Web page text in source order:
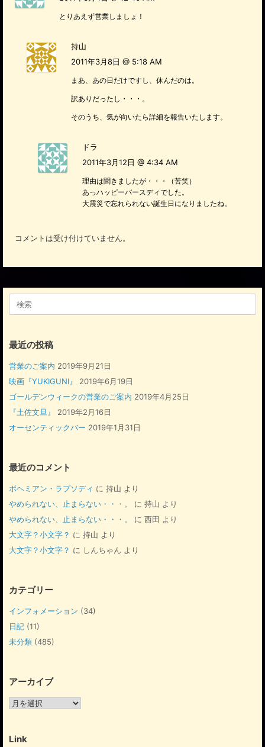
とりあえず営業しましょ！
持山
2011年3月8日 @ 5:18 AM
まあ、あの日だけですし、休んだのは。
訳ありだったし・・・。
そのうち、気が向いたら詳細を報告いたします。
ドラ
2011年3月12日 @ 4:34 AM
理由は聞きましたが・・・（苦笑）
あっハッピーバースディでした。
大震災で忘れられない誕生日になりましたね。
コメントは受け付けていません。
最近の投稿
営業のご案内 2019年9月21日
映画『YUKIGUNI』
2019年6月19日
ゴールデンウィークの営業のご案内 2019年4月25日
『土佐文旦』
2019年2月16日
オーセンティックバー 2019年1月31日
最近のコメント
ボヘミアン・ラプソディ に 持山 より
やめられない、止まらない・・・。
に 持山 より
やめられない、止まらない・・・。
に 西田 より
大文字？小文字？ に 持山 より
大文字？小文字？ に しんちゃん より
カテゴリー
インフォメーション (34)
日記 (11)
未分類 (485)
アーカイブ
ア
イ
Link